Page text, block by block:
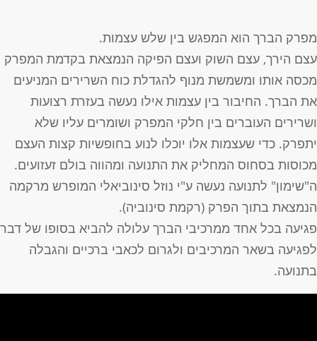
מפרק הברך הוא המפגש בין שלש עצמות.
עצם הירך, עצם השוק ועצם הפיקה הנמצאת בקדמת המפרק
מכסה אותו ומשמשת מנוף להגדלת כוח השרירים המניעים
את הברך. החיבור בין עצמות אילו נעשה בעזרת רצועות
ושרירים העוברים בין חלקי המפרק ושומרים עליו שלא
יתפרק. כדי שעצמות אלו יוכלו לנוע בחופשיות קצות העצם
מכוסות בסחוס המחליק את התנועה ומהווה בולם זעזועים.
ה"שימון" לתנועה נעשה ע"י נוזל סינוביאלי המופרש מרקמה
הנמצאת בתוך הפרק (רקמת סינוביה).
פגיעה בכל אחד ממרכיבי הברך עלולה להביא בסופו של דבר
לפגיעה בשאר המרכיבים ולגרום לכאבי ברכיים והגבלה
בתנועה.